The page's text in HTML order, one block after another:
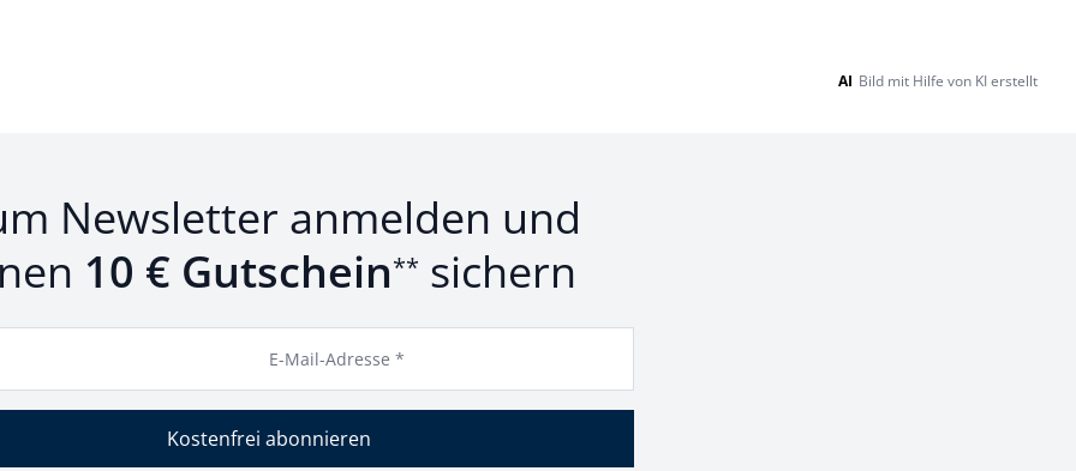
AI Bild mit Hilfe von KI erstellt
Newsletter anmelden und
10 € Gutschein** sichern
E-Mail-Adresse *
Kostenfrei abonnieren